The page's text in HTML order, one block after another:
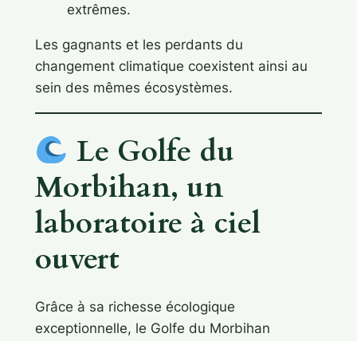
extrêmes.
Les gagnants et les perdants du
changement climatique coexistent ainsi au
sein des mêmes écosystèmes.
Le Golfe du
Morbihan, un
laboratoire à ciel
ouvert
Grâce à sa richesse écologique
exceptionnelle, le Golfe du Morbihan